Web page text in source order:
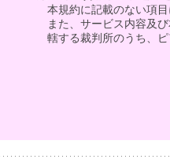
本規約に記載のない項
また、サービス内容及
轄する裁判所のうち、